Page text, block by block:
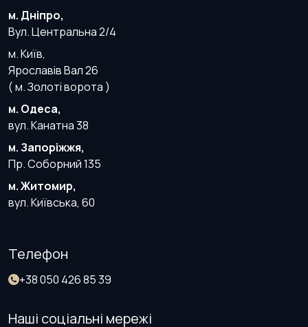
м. Дніпро,
Вул. Центральна 2/4
м. Київ,
Ярославів Вал 26
( м. Золоті ворота )
м. Одеса,
вул. Канатна 38
м. Запоріжжя,
Пр. Соборний 135
м. Житомир,
вул. Київська, 60
Телефон
+38 050 426 85 39
Наші соціальні мережі